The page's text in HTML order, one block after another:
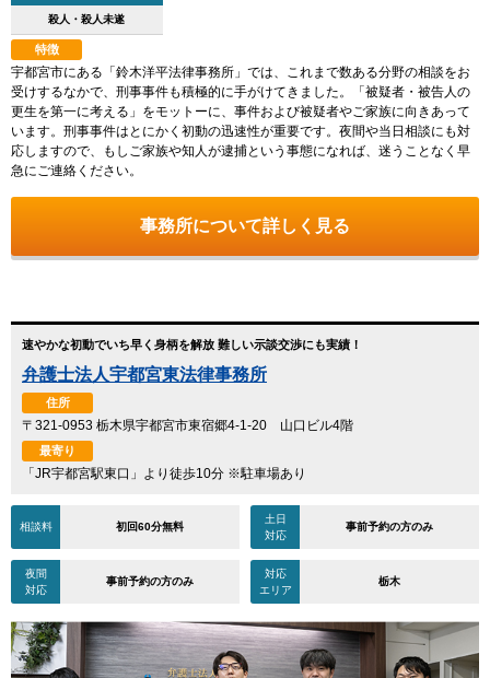
殺人・殺人未遂
特徴
宇都宮市にある「鈴木洋平法律事務所」では、これまで数ある分野の相談をお
受けするなかで、刑事事件も積極的に手がけてきました。「被疑者・被告人の
更生を第一に考える」をモットーに、事件および被疑者やご家族に向きあって
います。刑事事件はとにかく初動の迅速性が重要です。夜間や当日相談にも対
応しますので、もしご家族や知人が逮捕という事態になれば、迷うことなく早
急にご連絡ください。
事務所について詳しく見る
速やかな初動でいち早く身柄を解放 難しい示談交渉にも実績！
弁護士法人宇都宮東法律事務所
住所
〒321-0953 栃木県宇都宮市東宿郷4-1-20 山口ビル4階
最寄り
「JR宇都宮駅東口」より徒歩10分 ※駐車場あり
相談料 初回60分無料
土日
対応
事前予約の方のみ
夜間
対応
事前予約の方のみ
対応
エリア
栃木